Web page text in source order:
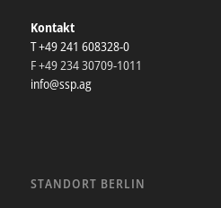
Kontakt
T +49 241 608328-0
F +49 234 30709-1011
info@ssp.ag
STANDORT BERLIN